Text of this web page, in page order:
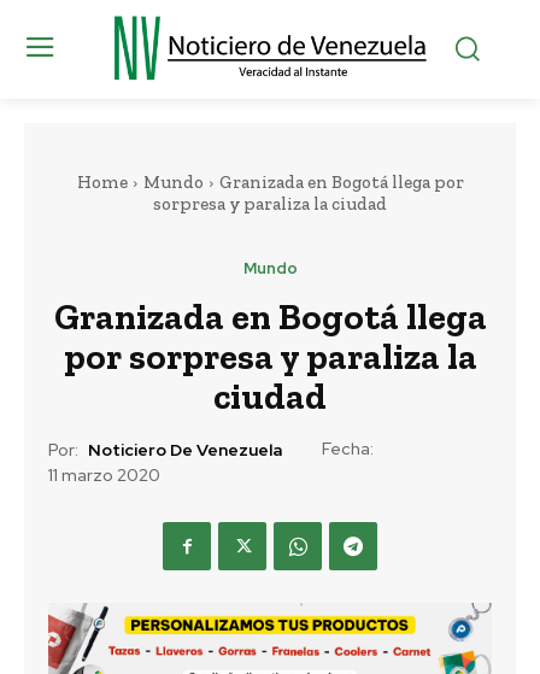
Home Mundo
Granizada en Bogotá llega por
sorpresa y paraliza la ciudad
Mundo
Granizada en Bogotá llega
por sorpresa y paraliza la
ciudad
Por: Noticiero De Venezuela
Fecha:
11 marzo 2020